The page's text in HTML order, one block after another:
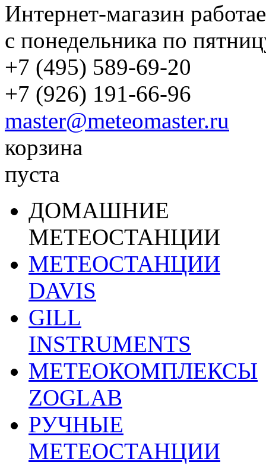
Интернет-магазин
с понедельника по
+7 (495) 589-69-20
+7 (926) 191-66-96
master@meteomaster.ru
корзина
пуста
ДОМАШНИЕ
МЕТЕОСТАНЦИИ
МЕТЕОСТАНЦИИ
DAVIS
GILL
INSTRUMENTS
МЕТЕОКОМПЛЕКСЫ
ZOGLAB
РУЧНЫЕ
МЕТЕОСТАНЦИИ